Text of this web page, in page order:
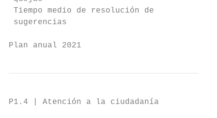
Tiempo medio de resolución de
sugerencias
Plan anual 2021
P1.4 | Atención a la ciudadanía